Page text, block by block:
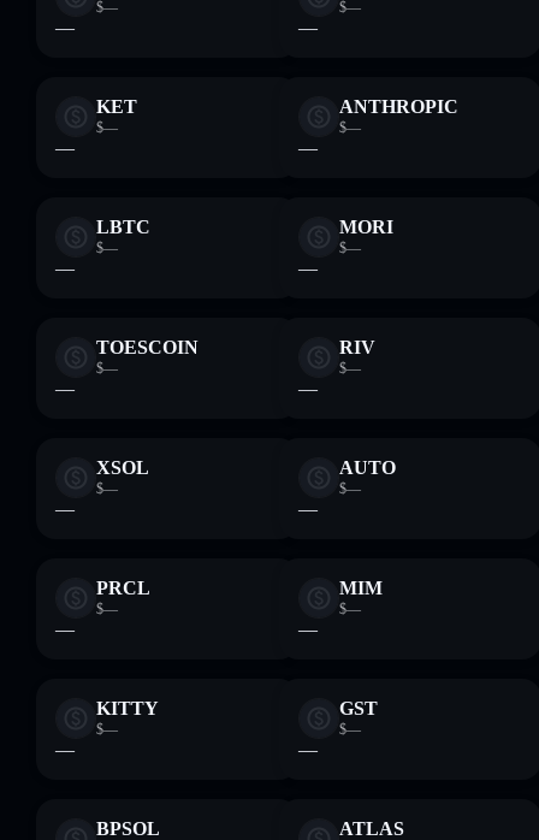
$—
—
$—
—
KET
$—
—
ANTHROPIC
$—
—
LBTC
$—
—
MORI
$—
—
TOESCOIN
$—
—
RIV
$—
—
XSOL
$—
—
AUTO
$—
—
PRCL
$—
—
MIM
$—
—
KITTY
$—
—
GST
$—
—
BPSOL ATLAS